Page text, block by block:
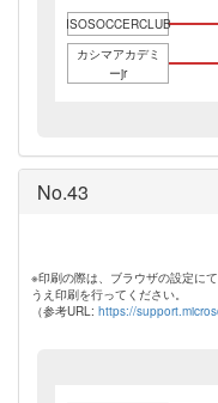
ISOSOCCERCLUB
カシマアカデミ
ーjr
No.43
※印刷の際は、ブラウザの設定に
うえ印刷を行ってください。
（参考URL: https://